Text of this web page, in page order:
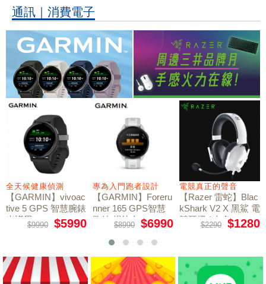
通訊｜消費電子
全天候健康偵測
【GARMIN】vivoac
tive 5 GPS 智慧腕錶
光譜黑
$9990 $5990
專為入門跑者設計
【GARMIN】Foreru
nner 165 GPS智慧
跑錶 暢快白
$8990 $6990
電競真正的聲音
【Razer 雷蛇】Blac
kShark V2 X 黑鯊 電
競耳機 / 白色
$2290 $1280